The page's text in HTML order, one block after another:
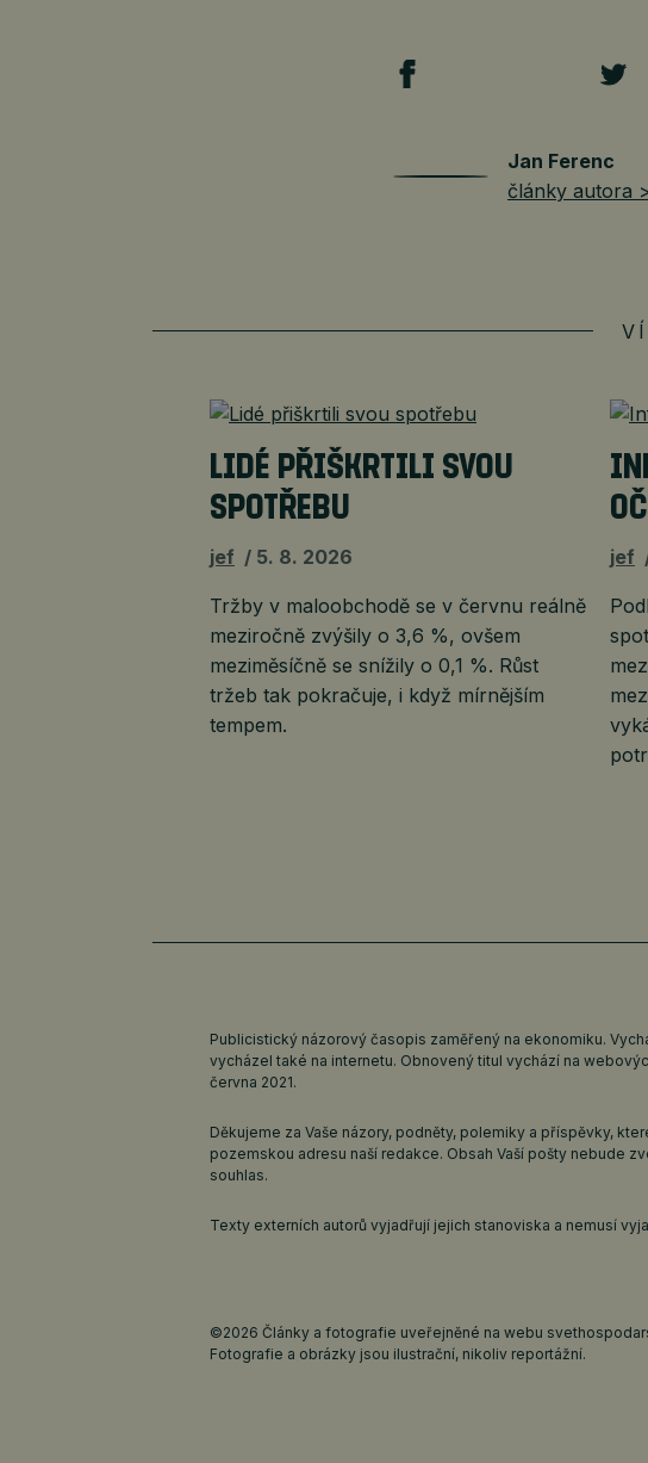
Jan Ferenc
články autora
LIDÉ PŘIŠKRTILI SVOU
SPOTŘEBU
jef 5. 8. 2026
Tržby v maloobchodě se v červnu reálně
meziročně zvýšily o 3,6 %, ovšem
meziměsíčně se snížily o 0,1 %. Růst
tržeb tak pokračuje, i když mírnějším
tempem.
jef
Publicistický názorový časopis zaměřený na ekonomiku.
vycházel také na internetu. Obnovený titul vychází na
června 2021.
Děkujeme za Vaše názory, podněty, polemiky a příspěvky,
pozemskou adresu naší redakce. Obsah Vaší pošty nebude
souhlas.
Texty externích autorů vyjadřují jejich stanoviska a nemusí
©2026 Články a fotografie uveřejněné na webu
Fotografie a obrázky jsou ilustrační, nikoliv reportážní.